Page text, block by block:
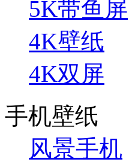
5K带鱼屏
4K壁纸
4K双屏
手机壁纸
风景手机